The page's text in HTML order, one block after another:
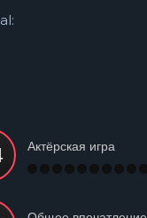
Актёрская игра